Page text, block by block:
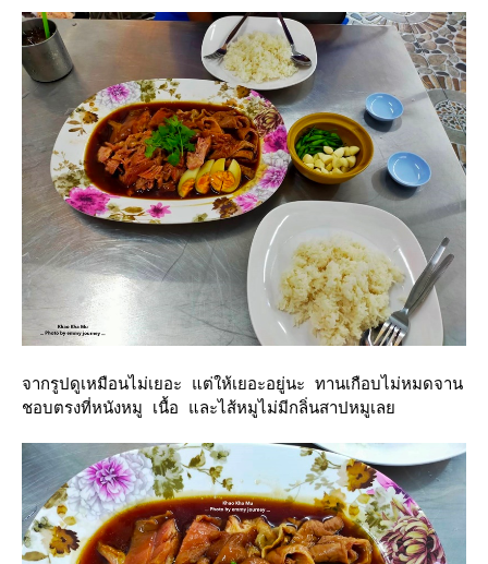
จากรูปดูเหมือนไม่เยอะ แต่ให้เยอะอยู่นะ ทานเกือบไม่หมดจาน
ชอบตรงที่หนังหมู เนื้อ และไส้หมูไม่มีกลิ่นสาปหมูเล